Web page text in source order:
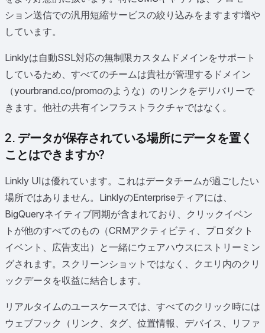
ション送信での汎用短縮サービスの絞り込みをますます増や
しています。
Linklyは自動SSL対応の無制限カスタムドメインをサポート
しているため、すべてのチームは貴社が管理するドメイン
（yourbrand.co/promoのような）のリンクをデリバリーで
きます。他社の共有インフラストラクチャではなく。
2. データが保存されている場所にデータを置く
ことはできますか?
Linkly UIは優れています。これはデータチームが過ごしたい
場所ではありません。LinklyのEnterpriseティアには、
BigQueryネイティブ同期が含まれており、クリックイベン
トが他のすべてのもの（CRMアクティビティ、プロダクト
イベント、広告支出）と一緒にウェアハウスにストリーミン
グされます。スクリーンショットではなく、クエリ内のクリ
ックデータを収益に結合します。
リアルタイムのユースケースでは、すべてのクリック時には
ウェブフック（リンク、タグ、位置情報、デバイス、リファ